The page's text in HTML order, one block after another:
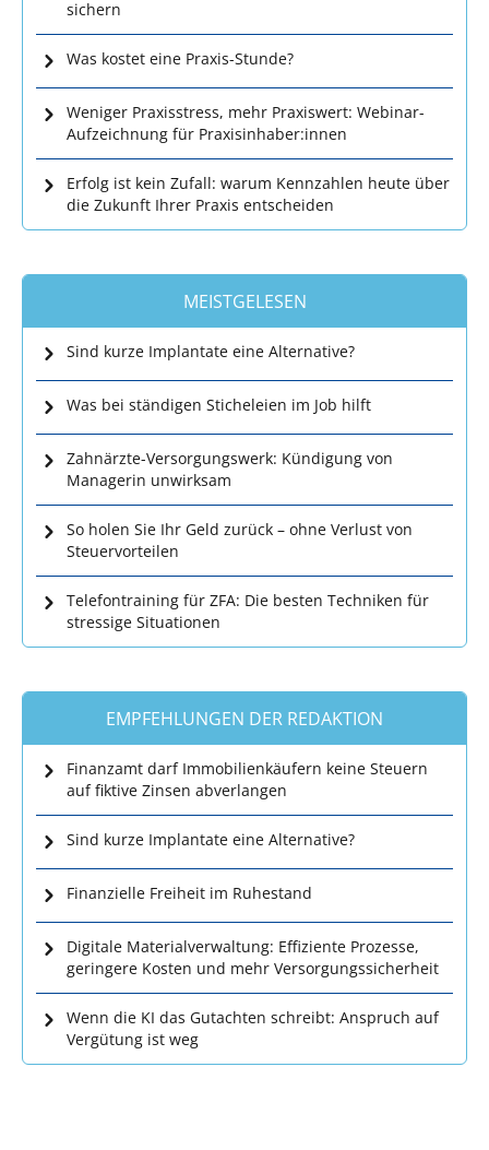
sichern
Was kostet eine Praxis-Stunde?
Weniger Praxisstress, mehr Praxiswert: Webinar-
Aufzeichnung für Praxisinhaber:innen
Erfolg ist kein Zufall: warum Kennzahlen heute über
die Zukunft Ihrer Praxis entscheiden
MEISTGELESEN
Sind kurze Implantate eine Alternative?
Was bei ständigen Sticheleien im Job hilft
Zahnärzte-Versorgungswerk: Kündigung von
Managerin unwirksam
So holen Sie Ihr Geld zurück – ohne Verlust von
Steuervorteilen
Telefontraining für ZFA: Die besten Techniken für
stressige Situationen
EMPFEHLUNGEN DER REDAKTION
Finanzamt darf Immobilienkäufern keine Steuern
auf fiktive Zinsen abverlangen
Sind kurze Implantate eine Alternative?
Finanzielle Freiheit im Ruhestand
Digitale Materialverwaltung: Effiziente Prozesse,
geringere Kosten und mehr Versorgungssicherheit
Wenn die KI das Gutachten schreibt: Anspruch auf
Vergütung ist weg